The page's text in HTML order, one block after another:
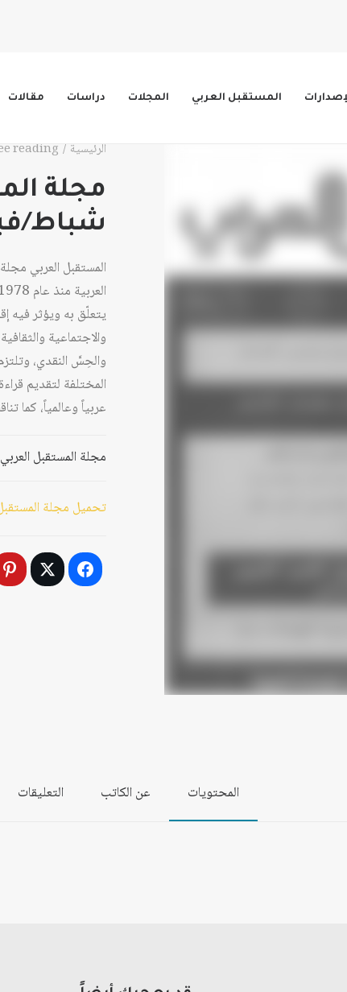
المستقبل العربي المجلات دراسات مقالات
الرئيسية reading
شباط/
المستقبل العربي
يتعلّق به ويؤثر فيه
والاجتماعية
والحِسَّ النقدي،
المختلفة لتقديم
عربياً وعالمياً، كما
مجلة المستقبل العربي
تحميل مجلة المستقبل
المحتويات عن الكاتب التعليقات